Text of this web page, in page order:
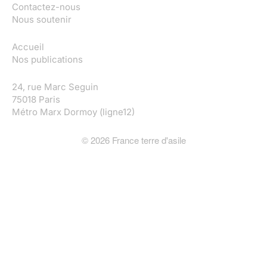
Contactez-nous
Nous soutenir
Accueil
Nos publications
24, rue Marc Seguin
75018 Paris
Métro Marx Dormoy (ligne12)
©2026France terre d'asile